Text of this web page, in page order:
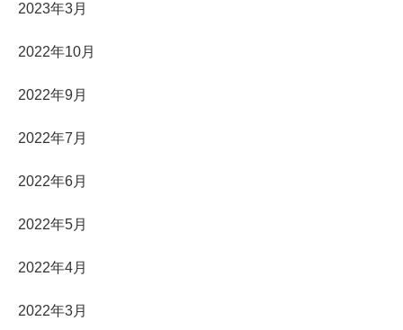
2023年3月
2022年10月
2022年9月
2022年7月
2022年6月
2022年5月
2022年4月
2022年3月